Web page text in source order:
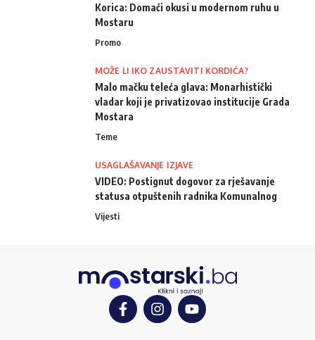
Korica: Domaći okusi u modernom ruhu u
Mostaru
Promo
MOŽE LI IKO ZAUSTAVITI KORDIĆA?
Malo mačku teleća glava: Monarhistički
vladar koji je privatizovao institucije Grada
Mostara
Teme
USAGLAŠAVANJE IZJAVE
VIDEO: Postignut dogovor za rješavanje
statusa otpuštenih radnika Komunalnog
Vijesti